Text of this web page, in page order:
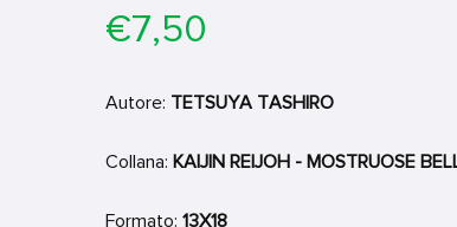
Prezzo
di
€7,50
Autore: TETSUYA TASHIRO
Collana: KAIJIN REIJOH - MOSTRUOSE
Formato:13X18